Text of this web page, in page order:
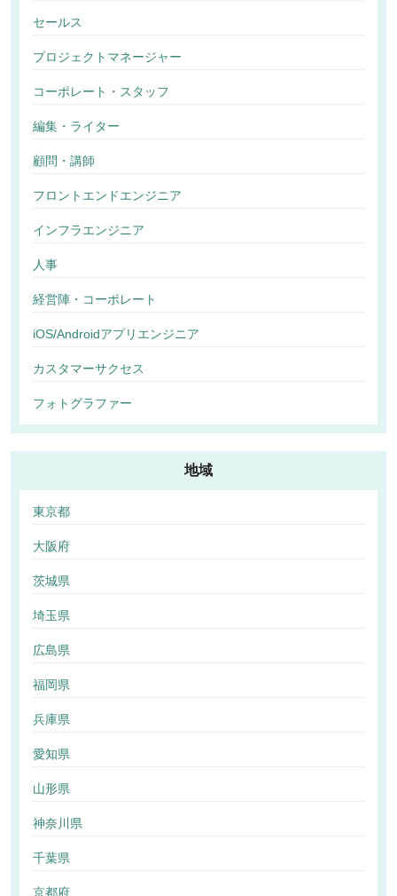
セールス
プロジェクトマネージャー
コーポレート・スタッフ
編集・ライター
顧問・講師
フロントエンドエンジニア
インフラエンジニア
人事
経営陣・コーポレート
iOS/Androidアプリエンジニア
カスタマーサクセス
フォトグラファー
地域
東京都
大阪府
茨城県
埼玉県
広島県
福岡県
兵庫県
愛知県
山形県
神奈川県
千葉県
京都府